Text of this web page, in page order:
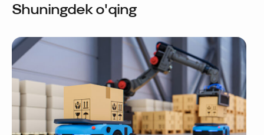
Shuningdek o'qing